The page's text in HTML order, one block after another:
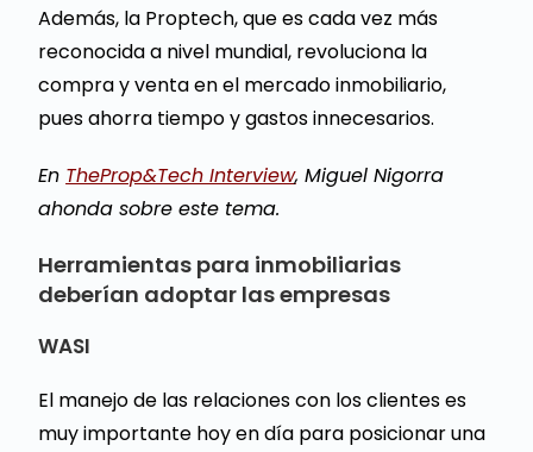
Además, la Proptech, que es cada vez más
reconocida a nivel mundial, revoluciona la
compra y venta en el mercado inmobiliario,
pues ahorra tiempo y gastos innecesarios.
En TheProp&Tech Interview, Miguel Nigorra
ahonda sobre este tema.
Herramientas para inmobiliarias
deberían adoptar las empresas
WASI
El manejo de las relaciones con los clientes es
muy importante hoy en día para posicionar una